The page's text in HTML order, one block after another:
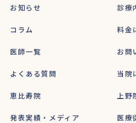
お知らせ 診療
コラム 料金
医師一覧 お問
よくある質問 当院
恵比寿院 上野
発表実績・メディア 医療